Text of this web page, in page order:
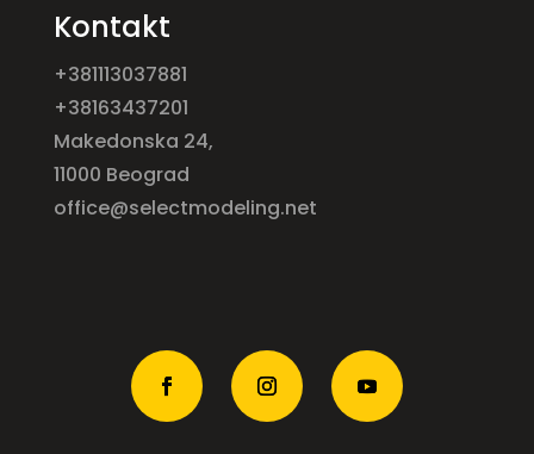
Kontakt
+381113037881
+38163437201
Makedonska 24,
11000 Beograd
office@selectmodeling.net